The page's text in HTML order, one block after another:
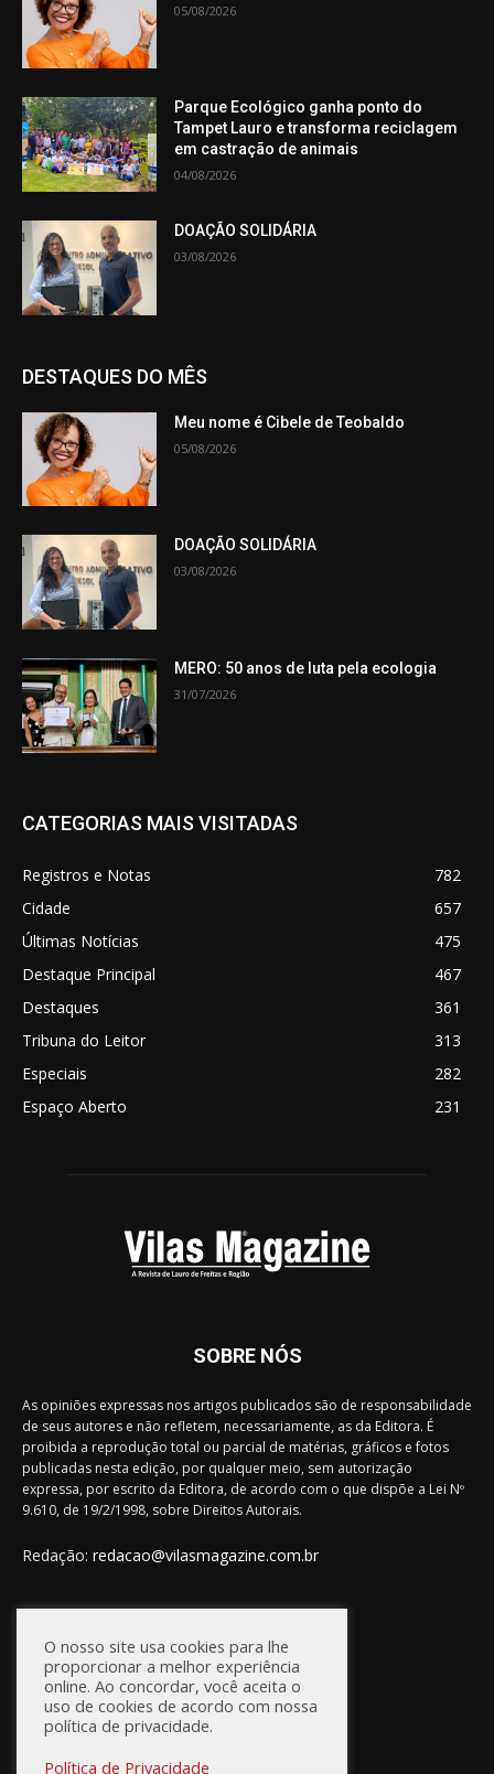
05/08/2026
Parque Ecológico ganha ponto do
Tampet Lauro e transforma reciclagem
em castração de animais
04/08/2026
DOAÇÃO SOLIDÁRIA
03/08/2026
DESTAQUES DO MÊS
Meu nome é Cibele de Teobaldo
05/08/2026
DOAÇÃO SOLIDÁRIA
03/08/2026
MERO: 50 anos de luta pela ecologia
31/07/2026
CATEGORIAS MAIS VISITADAS
Registros e Notas
782
Cidade
657
Últimas Notícias
475
Destaque Principal
467
Destaques
361
Tribuna do Leitor
313
Especiais
282
Espaço Aberto
231
SOBRE NÓS
As opiniões expressas nos artigos publicados são de responsabilidade
de seus autores e não refletem, necessariamente, as da Editora. É
proibida a reprodução total ou parcial de matérias, gráficos e fotos
publicadas nesta edição, por qualquer meio, sem autorização
expressa, por escrito da Editora, de acordo com o que dispõe a Lei Nº
9.610, de 19/2/1998, sobre Direitos Autorais.
Redação: redacao@vilasmagazine.com.br
FIQUE CONECTADO
O nosso site usa cookies para lhe
proporcionar a melhor experiência
online. Ao concordar, você aceita o
uso de cookies de acordo com nossa
política de privacidade.
Política de Privacidade